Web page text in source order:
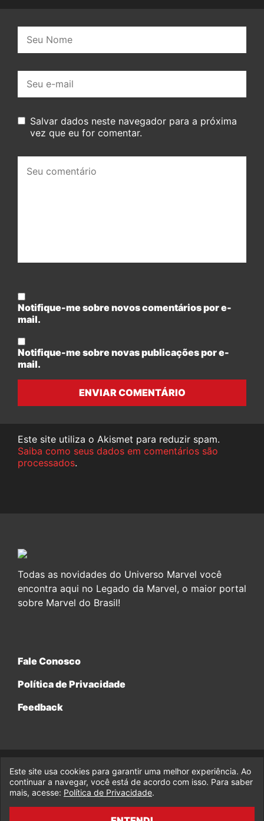
mail:
Salvar dados neste navegador para a próxima
vez que eu for comentar.
comentário:
Notifique-me sobre novos comentários por e-
mail.
Notifique-me sobre novas publicações por e-
mail.
ENVIAR COMENTÁRIO
Este site utiliza o Akismet para reduzir spam.
Saiba como seus dados em comentários são
processados.
Todas as novidades do Universo Marvel você
encontra aqui no Legado da Marvel, o maior portal
sobre Marvel do Brasil!
Fale Conosco
Política de Privacidade
Feedback
© 2017-2026 Legado da Marvel, uma empresa da Legado
Enterprises.
fabiolobo
Este site usa cookies para garantir uma melhor experiência. Ao
continuar a navegar, você está de acordo com isso. Para saber
mais, acesse: Política de Privacidade.